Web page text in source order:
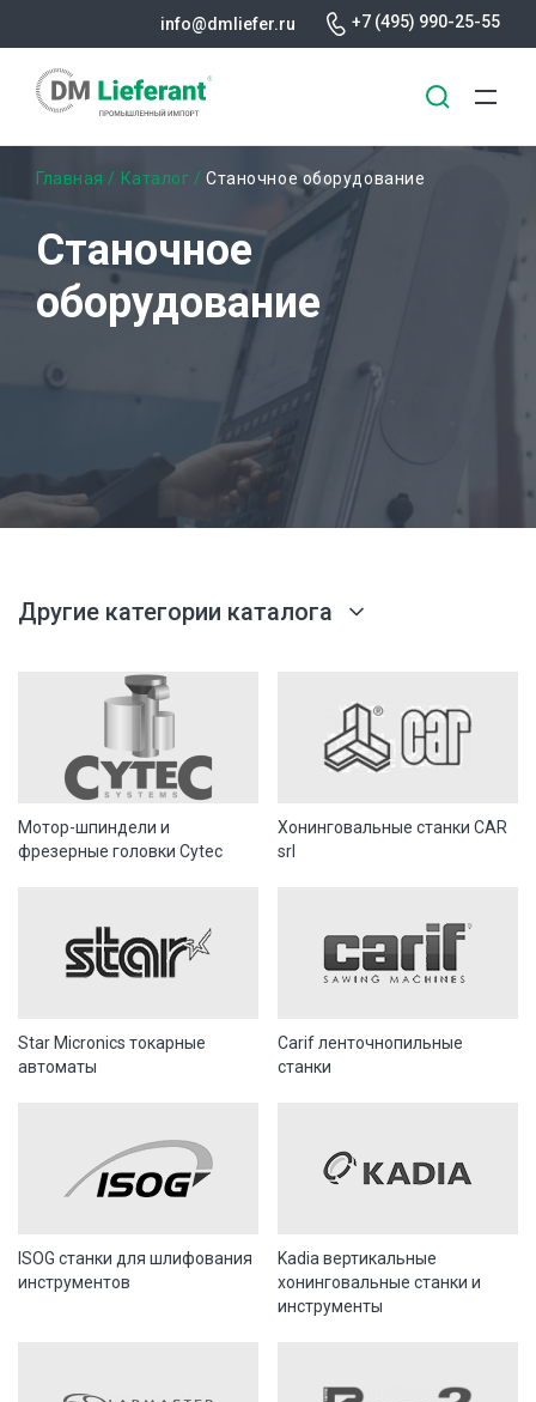
содержанию
info@dmliefer.ru +7 (495) 990-25-55
Строка
навигации
Главная Каталог Станочное оборудование
Станочное
оборудование
Другие категории каталога
Мотор-шпиндели и
фрезерные головки Cytec
Хонинговальные станки CAR
srl
Star Micronics токарные
автоматы
Carif ленточнопильные
станки
ISOG станки для шлифования
инструментов
Kadia вертикальные
хонинговальные станки и
инструменты